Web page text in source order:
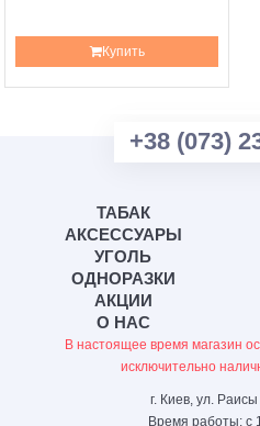
Купить
+38 (073)
ТАБАК
АКСЕССУАРЫ
УГОЛЬ
ОДНОРАЗКИ
АКЦИИ
О НАС
В настоящее время магазин
исключительно
г. Киев, ул.
Время работы: с